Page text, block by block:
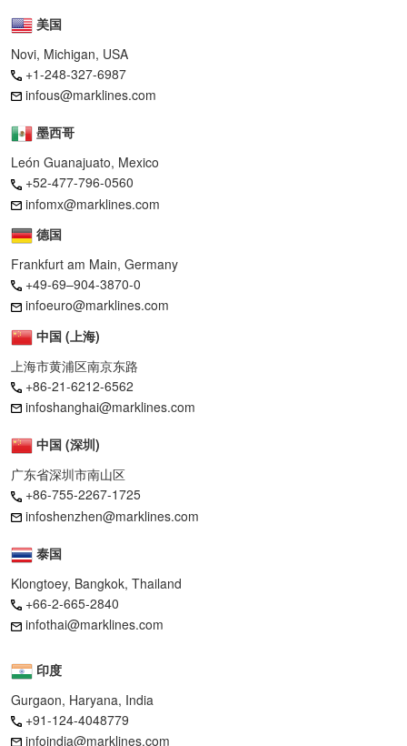
美国
Novi, Michigan, USA
+1-248-327-6987
infous@marklines.com
墨西哥
León Guanajuato, Mexico
+52-477-796-0560
infomx@marklines.com
德国
Frankfurt am Main, Germany
+49-69–904-3870-0
infoeuro@marklines.com
中国 (上海)
上海市黄浦区南京东路
+86-21-6212-6562
infoshanghai@marklines.com
中国 (深圳)
广东省深圳市南山区
+86-755-2267-1725
infoshenzhen@marklines.com
泰国
Klongtoey, Bangkok, Thailand
+66-2-665-2840
infothai@marklines.com
印度
Gurgaon, Haryana, India
+91-124-4048779
infoindia@marklines.com